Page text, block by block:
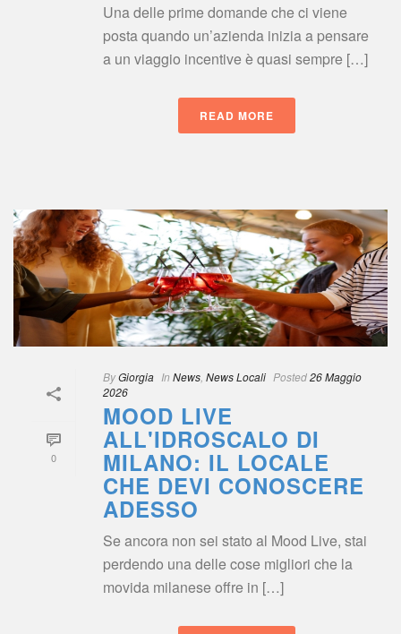
Una delle prime domande che ci viene
posta quando un’azienda inizia a pensare
a un viaggio incentive è quasi sempre […]
READ MORE
0
ByGiorgia In New News Locali Posted26 Maggio
2026
MOOD LIVE
ALL'IDROSCALO DI
MILANO: IL LOCALE
CHE DEVI CONOSCERE
ADESSO
Se ancora non sei stato al Mood Live, stai
perdendo una delle cose migliori che la
movida milanese offre in […]